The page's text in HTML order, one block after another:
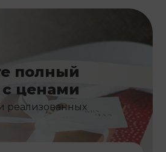
полный
с ценами
реализованных